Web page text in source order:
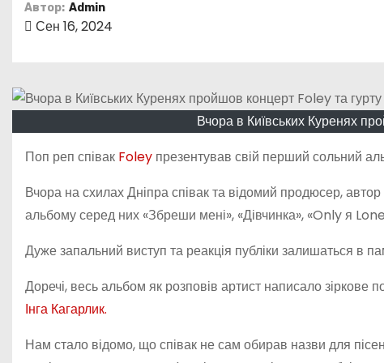
Автор: Admin
Сен 16, 2024
Вчора в Київських Куренях
Поп реп співак Foley презентував свій перший сольний
Вчора на схилах Дніпра співак та відомий продюсер, автор
альбому серед них «Збреши мені», «Дівчинка», «Only я
Дуже запальний виступ та реакція публіки залишаться в
Доречі, весь альбом як розповів артист написало
Інга Кагарлик.
Нам стало відомо, що співак не сам обирав назви для